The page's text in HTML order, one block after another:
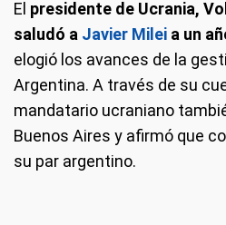
El presidente de Ucrania,
saludó a Javier Milei a un
elogió los avances de la
Argentina. A través de su
mandatario ucraniano
Buenos Aires y afirmó que
su par argentino.